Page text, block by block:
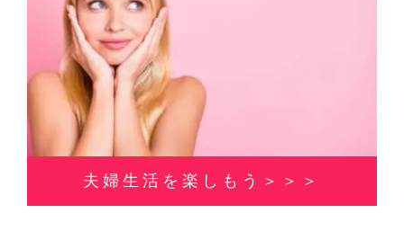
夫婦生活を楽しもう＞＞＞